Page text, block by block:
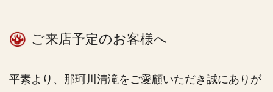
ご来店予定のお客様へ
平素より、那珂川清滝をご愛顧いただき誠にありが